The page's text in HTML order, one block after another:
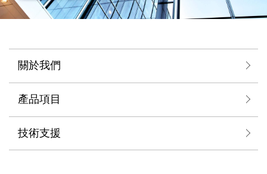
關於我們
產品項目
技術支援